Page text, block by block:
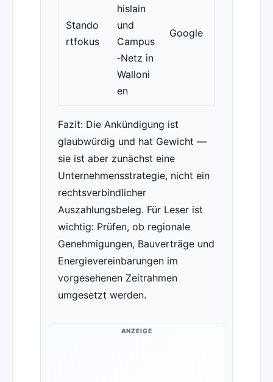
Stando
rtfokus
hislain
und
Campus
‑Netz in
Walloni
en
Google
Fazit: Die Ankündigung ist
glaubwürdig und hat Gewicht —
sie ist aber zunächst eine
Unternehmensstrategie, nicht ein
rechtsverbindlicher
Auszahlungsbeleg. Für Leser ist
wichtig: Prüfen, ob regionale
Genehmigungen, Bauverträge und
Energievereinbarungen im
vorgesehenen Zeitrahmen
umgesetzt werden.
ANZEIGE